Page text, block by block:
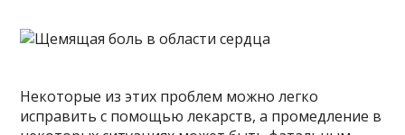
Некоторые из этих проблем можно легко
исправить с помощью лекарств, а промедление в